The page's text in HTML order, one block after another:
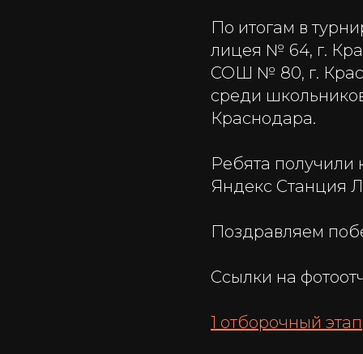
По итогам в
лицея № 64, г.
СОШ № 80, г.
среди
Краснодара.
Ребята
Яндекс Станция
Поздравляем
Ссылки на
1 отборочный этап